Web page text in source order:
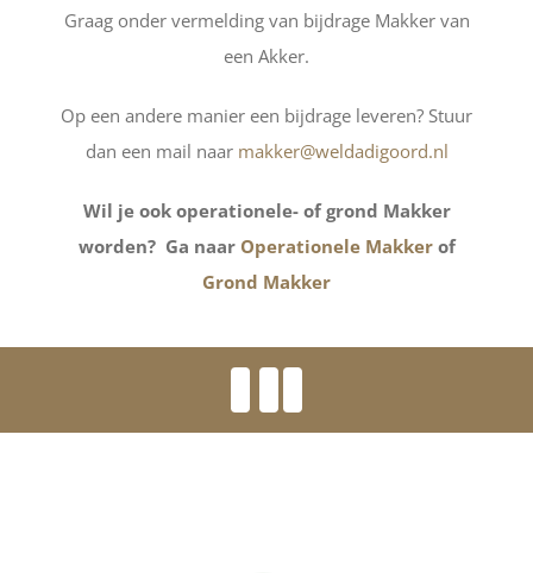
Graag onder vermelding van bijdrage Makker van
een Akker.
Op een andere manier een bijdrage leveren? Stuur
dan een mail naar makker@weldadigoord.nl
Wil je ook operationele- of grond Makker
worden? Ga naar Operationele Makkerof
Grond Makker